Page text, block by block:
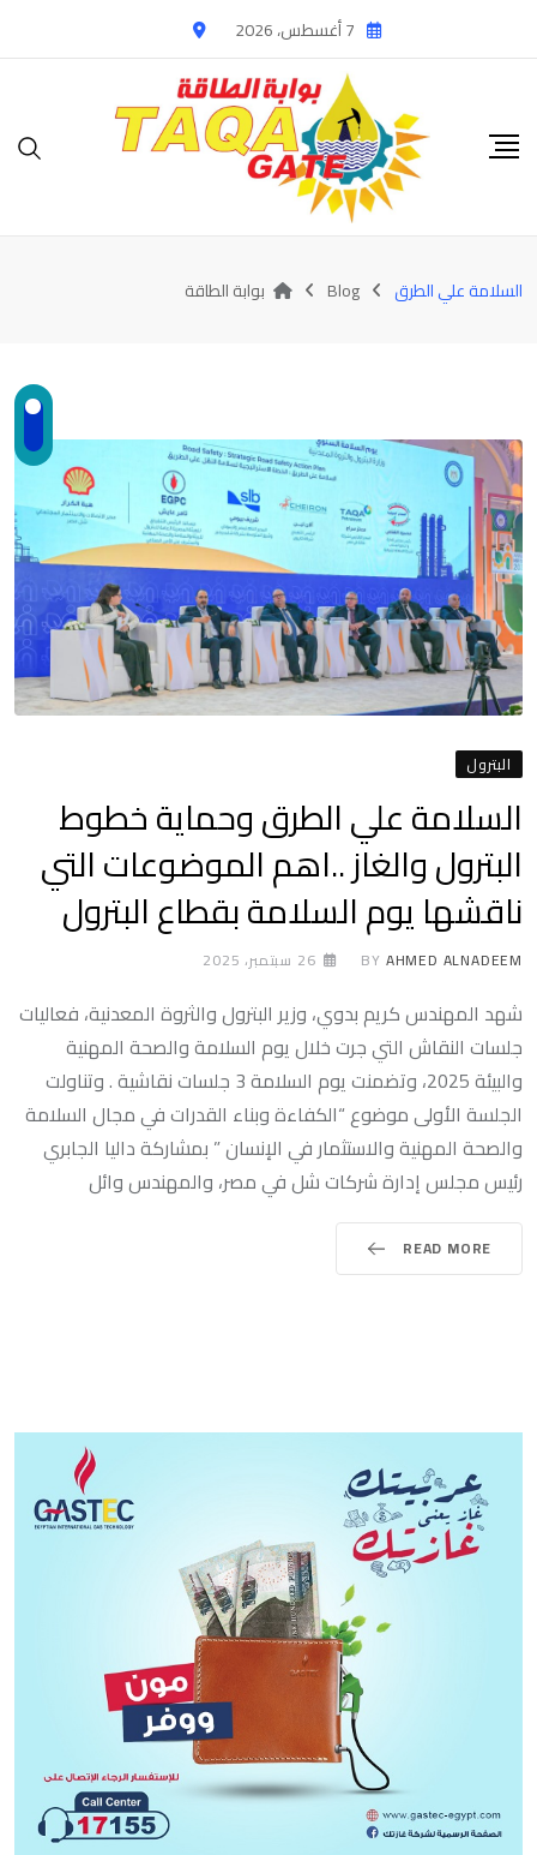
to
7 أغسطس، 2026
السلامة علي الطرق Blog بوابة الطاقة
البترول
السلامة علي الطرق وحماية خطوط
البترول والغاز ..اهم الموضوعات التي
ناقشها يوم السلامة بقطاع البترول
BY AHMED ALNADEEM 26 سبتمبر، 2025
شهد المهندس كريم بدوي، وزير البترول والثروة المعدنية، فعاليات
جلسات النقاش التي جرت خلال يوم السلامة والصحة المهنية
والبيئة 2025، وتضمنت يوم السلامة 3 جلسات نقاشية . وتناولت
الجلسة الأولى موضوع “الكفاءة وبناء القدرات في مجال السلامة
والصحة المهنية والاستثمار في الإنسان ” بمشاركة داليا الجابري
رئيس مجلس إدارة شركات شل في مصر، والمهندس وائل
READ MORE